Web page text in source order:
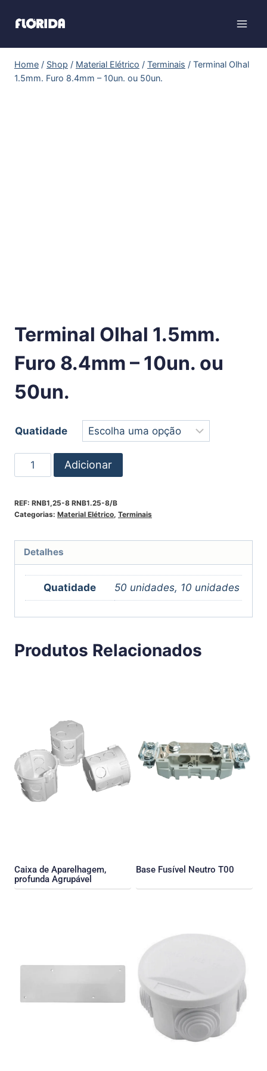
Home / Shop / Material Elétrico / Terminais / Terminal Olhal
1.5mm. Furo 8.4mm – 10un. ou 50un.
Terminal Olhal 1.5mm.
Furo 8.4mm – 10un. ou
50un.
Quatidade
Adicionar
REF: RNB1,25-8 RNB1.25-8/B
Categorias: Material Elétrico, Terminais
Detalhes
Quatidade 50 unidades, 10 unidades
Produtos Relacionados
Caixa de Aparelhagem,
profunda Agrupável
Base Fusível Neutro T00